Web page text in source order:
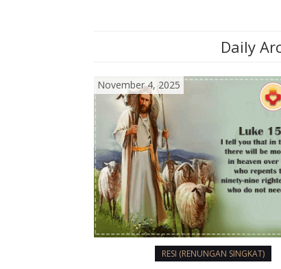
Daily
November 4, 2025
RESI (RENUNGAN SINGKAT)